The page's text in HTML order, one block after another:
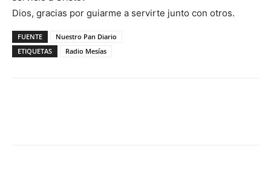
Dios, gracias por guiarme a servirte junto con otros.
FUENTE
Nuestro Pan Diario
ETIQUETAS
Radio Mesías